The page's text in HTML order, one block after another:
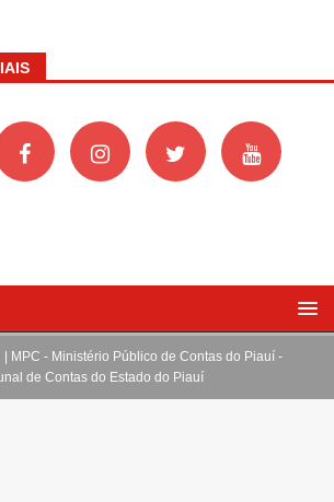
MPC - Ministério Público de Contas do Piauí -
de Contas do Estado do Piauí